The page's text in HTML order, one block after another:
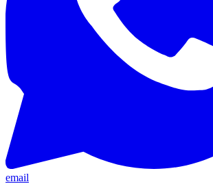
email